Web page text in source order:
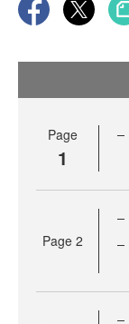
Page
1
Page 2